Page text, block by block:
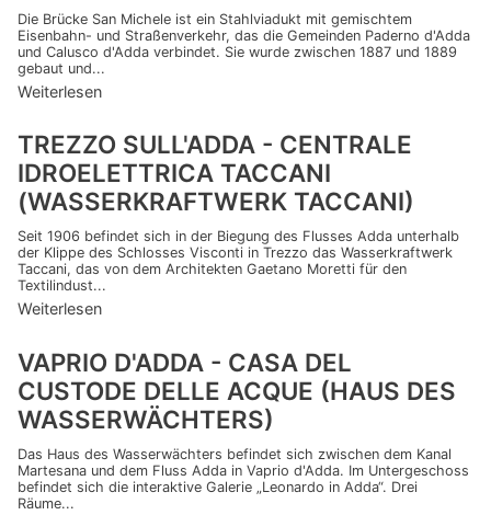
Die Brücke San Michele ist ein Stahlviadukt mit gemischtem
Eisenbahn- und Straßenverkehr, das die Gemeinden Paderno d'Adda
und Calusco d'Adda verbindet. Sie wurde zwischen 1887 und 1889
gebaut und...
Weiterlesen
TREZZO SULL'ADDA - CENTRALE
IDROELETTRICA TACCANI
(WASSERKRAFTWERK TACCANI)
Seit 1906 befindet sich in der Biegung des Flusses Adda unterhalb
der Klippe des Schlosses Visconti in Trezzo das Wasserkraftwerk
Taccani, das von dem Architekten Gaetano Moretti für den
Textilindust...
Weiterlesen
VAPRIO D'ADDA - CASA DEL
CUSTODE DELLE ACQUE (HAUS DES
WASSERWÄCHTERS)
Das Haus des Wasserwächters befindet sich zwischen dem Kanal
Martesana und dem Fluss Adda in Vaprio d'Adda. Im Untergeschoss
befindet sich die interaktive Galerie „Leonardo in Adda“. Drei
Räume...